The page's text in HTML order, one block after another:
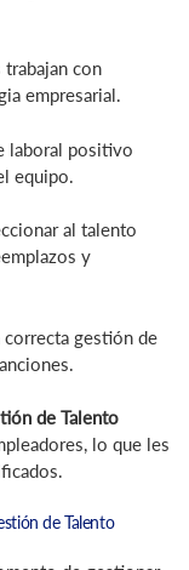
con
empresarial.
laboral positivo
equipo.
al talento
y
correcta gestión de
de Talento
lo que les
de Talento